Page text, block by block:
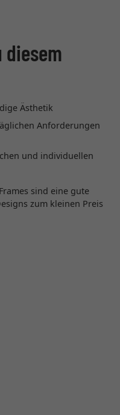
diesem
Ästhetik
Anforderungen
und individuellen
sind eine gute
zum kleinen Preis